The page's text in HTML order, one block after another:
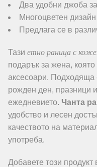
Два удобни джоба
Многоцветен
Предлага се в
Тази етно раница с
подарък за жена,
аксесоари. Подходяща
рожден ден, празници
ежедневието. Чанта
удобство и лесен
качеството на
употреба.
Добавете този